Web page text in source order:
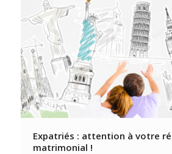
Expatriés : attention à votre
matrimonial !